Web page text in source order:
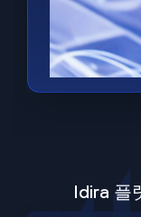
Idira 플